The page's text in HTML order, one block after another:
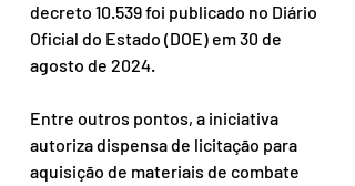
decreto 10.539 foi publicado no Diário
Oficial do Estado (DOE) em 30 de
agosto de 2024.
Entre outros pontos, a iniciativa
autoriza dispensa de licitação para
aquisição de materiais de combate